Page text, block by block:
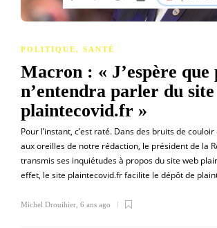
POLITIQUE, SANTÉ
Macron : « J’espère que
n’entendra parler du site
plaintecovid.fr »
Pour l’instant, c’est raté. Dans des bruits de
aux oreilles de notre rédaction, le président de la
transmis ses inquiétudes à propos du site web
effet, le site plaintecovid.fr facilite le dépôt de
Michel Drouihier 6 ans ago